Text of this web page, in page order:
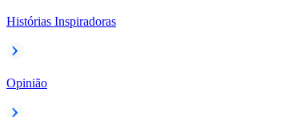
Histórias Inspiradoras
Opinião